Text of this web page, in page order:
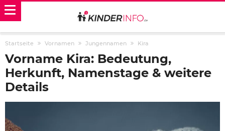
Startseite Vornamen Jungennamen Kira
Vorname Kira: Bedeutung,
Herkunft, Namenstage & weitere
Details